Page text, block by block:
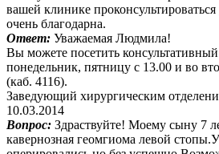
вашей клинике
очень благодарна.
Ответ: Уважаемая Людмила!
Вы можете посетить
понедельник, пятницу с 13.00 и во
(каб. 4116).
Заведующий хирургическим
10.03.2014
Вопрос: Здраствуйте! Моему сыну 7
кавернозная геомгиома левой